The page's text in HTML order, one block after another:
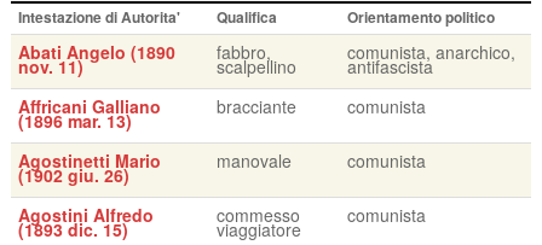
Intestazione di Autorita' Qualifica Orientamento politico
Abati Angelo (1890
nov. 11)
fabbro,
scalpellino
comunista, anarchico,
antifascista
Affricani Galliano
(1896 mar. 13)
bracciante comunista
Agostinetti Mario
(1902 giu. 26)
manovale comunista
Agostini Alfredo
(1893 dic. 15)
commesso
viaggiatore
comunista